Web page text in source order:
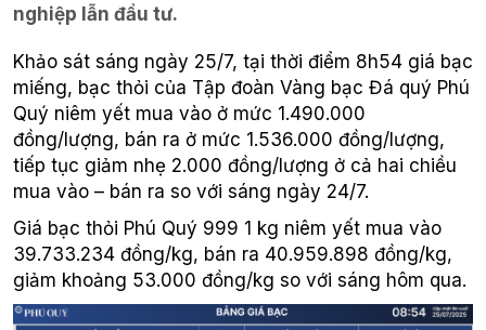
nghiệp lẫn đầu tư.
Khảo sát sáng ngày 25/7, tại thời điểm 8h54 giá bạc
miếng, bạc thỏi của Tập đoàn Vàng bạc Đá quý Phú
Quý niêm yết mua vào ở mức 1.490.000
đồng/lượng, bán ra ở mức 1.536.000 đồng/lượng,
tiếp tục giảm nhẹ 2.000 đồng/lượng ở cả hai chiều
mua vào – bán ra so với sáng ngày 24/7.
Giá bạc thỏi Phú Quý 999 1 kg niêm yết mua vào
39.733.234 đồng/kg, bán ra 40.959.898 đồng/kg,
giảm khoảng 53.000 đồng/kg so với sáng hôm qua.